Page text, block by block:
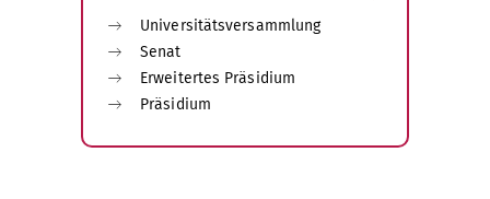
Universitätsversammlung
Senat
Erweitertes Präsidium
Präsidium